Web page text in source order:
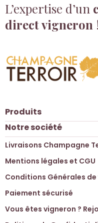
L’expertise d’un
direct vigneron !
Produits
Notre société
Livraisons Champagne
Mentions légales et CGU
Conditions Générales
Paiement sécurisé
Vous êtes vigneron ?